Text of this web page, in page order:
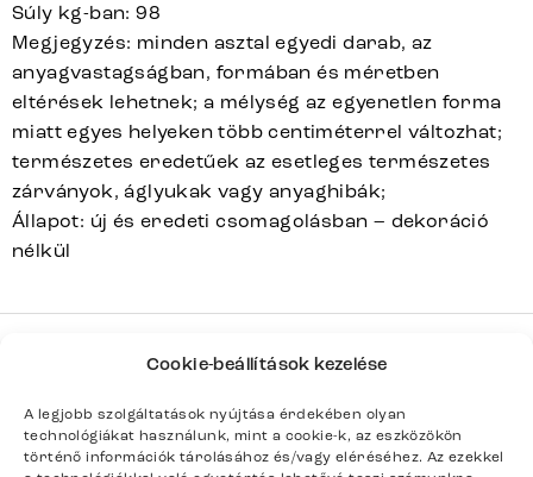
Cookie-beállítások kezelése
A legjobb szolgáltatások nyújtása érdekében olyan
technológiákat használunk, mint a cookie-k, az eszközökön
történő információk tárolásához és/vagy eléréséhez. Az ezekkel
Súly kg-ban: 98
Megjegyzés: minden asztal egyedi darab, az
anyagvastagságban, formában és méretben
eltérések lehetnek; a mélység az egyenetlen forma
miatt egyes helyeken több centiméterrel változhat;
természetes eredetűek az esetleges természetes
zárványok, áglyukak vagy anyaghibák;
Állapot: új és eredeti csomagolásban – dekoráció
nélkül
Sorozat
HRANA Teljes sorozat részletei